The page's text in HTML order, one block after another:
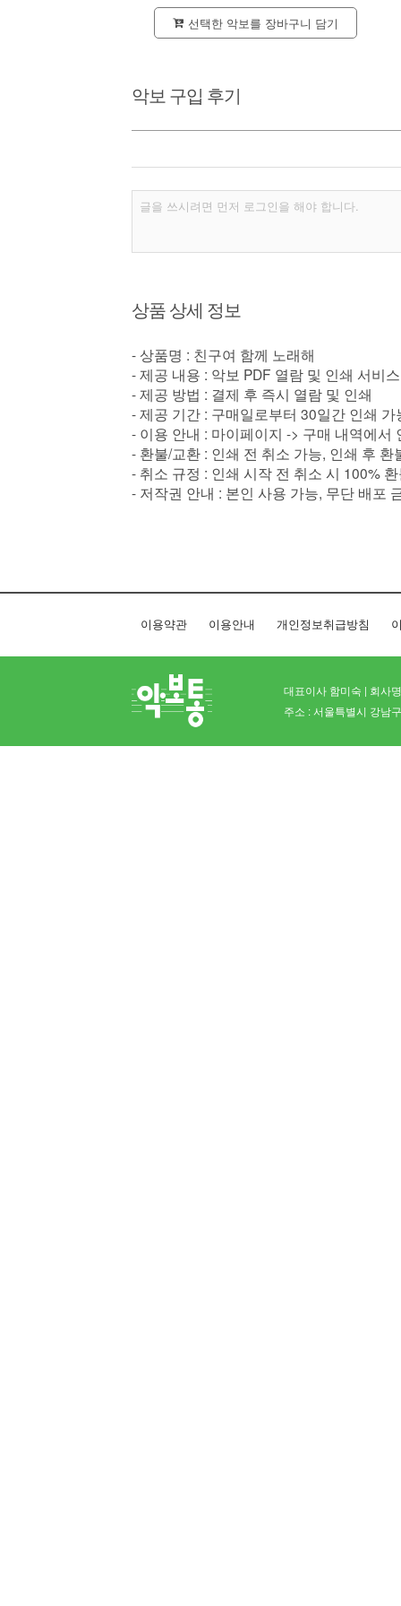
선택한 악보를 장바구니 담기
악보 구입 후기
상품 상세 정보
- 상품명 : 친구여 함께 노래해
- 제공 내용 : 악보 PDF 열람 및 인쇄 서비스
- 제공 방법 : 결제 후 즉시 열람 및 인쇄
- 제공 기간 : 구매일로부터 30일간 인쇄
- 이용 안내 : 마이페이지 -> 구매 내역에서
- 환불/교환 : 인쇄 전 취소 가능, 인쇄 후 환
- 취소 규정 : 인쇄 시작 전 취소 시 100%
- 저작권 안내 : 본인 사용 가능, 무단 배포
이용약관 이용안내 개인정보취급방침
대표이사 함미숙 | 회사
주소 : 서울특별시 강남